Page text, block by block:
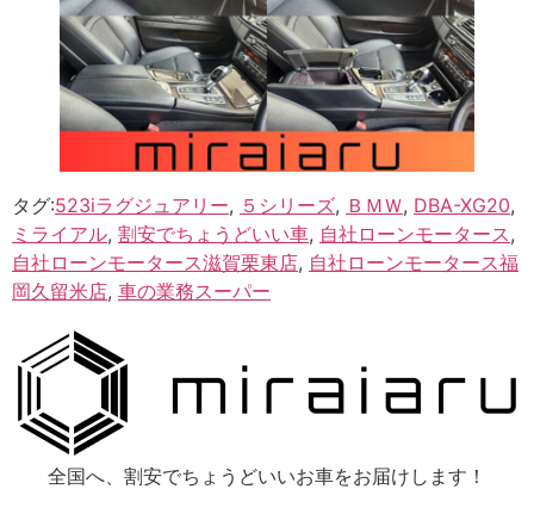
タグ:523iラグジュアリー, ５シリーズ, ＢＭＷ, DBA-XG20,
ミライアル, 割安でちょうどいい車, 自社ローンモータース,
自社ローンモータース滋賀栗東店, 自社ローンモータース福
岡久留米店, 車の業務スーパー
全国へ、割安でちょうどいいお車をお届けします！